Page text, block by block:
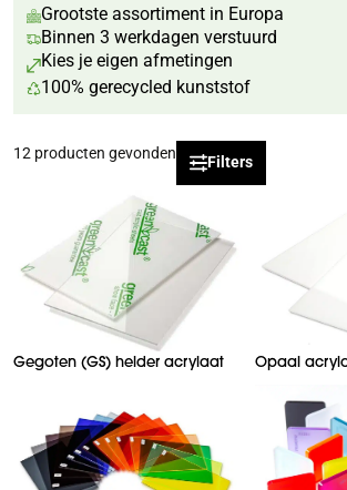
Grootste assortiment in Europa
Binnen 3 werkdagen verstuurd
Kies je eigen afmetingen
100% gerecycled kunststof
12 producten gevonden Filters
Gegoten (GS) helder acrylaat Opaal